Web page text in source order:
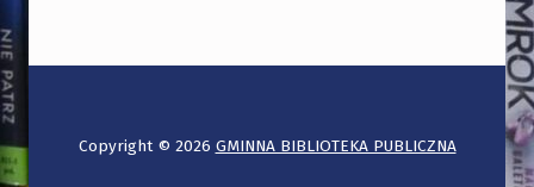
Copyright © 2026 GMINNA BIBLIOTEKA PUBLICZNA